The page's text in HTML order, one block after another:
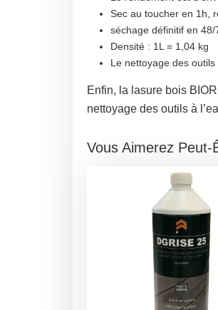
Sec au toucher en 1h,
séchage définitif en
Densité : 1L = 1,04 kg
Le nettoyage des outils
Enfin, la lasure bois
nettoyage des outils à
Vous Aimerez